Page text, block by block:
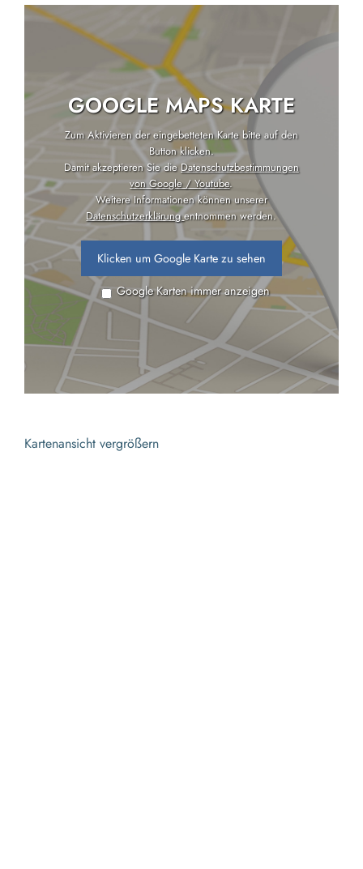
GOOGLE MAPS KARTE
Zum Aktivieren der eingebetteten Karte bitte auf den
Button klicken.
Damit akzeptieren Sie dieDatenschutzbestimmungen
von Google / Youtube.
Weitere Informationen können unserer
Datenschutzerklärungentnommen werden.
Klicken um Google Karte zu sehen
Google Karten immer anzeigen
Kartenansicht vergrößern